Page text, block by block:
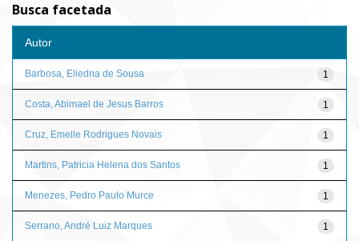
Busca facetada
Autor
1
Barbosa, Eliedna de Sousa
1
Costa, Abimael de Jesus Barros
1
Cruz, Emelle Rodrigues Novais
1
Martins, Patricia Helena dos Santos
1
Menezes, Pedro Paulo Murce
1
Serrano, André Luiz Marques